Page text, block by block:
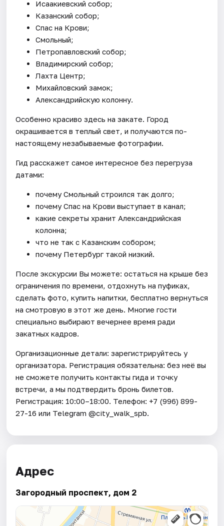
Исаакиевский собор;
Казанский собор;
Спас на Крови;
Смольный;
Петропавловский собор;
Владимирский собор;
Лахта Центр;
Михайловский замок;
Александрийскую колонну.
Особенно красиво здесь на закате. Город
окрашивается в теплый свет, и получаются по-
настоящему незабываемые фотографии.
Гид расскажет самое интересное без перегруза
датами:
почему Смольный строился так долго;
почему Спас на Крови выступает в канал;
какие секреты хранит Александрийская
колонна;
что не так с Казанским собором;
почему Петербург такой низкий.
После экскурсии Вы можете: остаться на крыше без
ограничения по времени, отдохнуть на пуфиках,
сделать фото, купить напитки, бесплатно вернуться
на смотровую в этот же день. Многие гости
специально выбирают вечернее время ради
закатных кадров.
Организационные детали: зарегистрируйтесь у
организатора. Регистрация обязательна: без неё вы
не сможете получить контакты гида и точку
встречи, а мы подтвердить бронь билетов.
Регистрация: 10:00–18:00. Телефон: +7 (996) 899-
27-16 или Telegram @city_walk_spb.
Адрес
Загородный проспект, дом 2